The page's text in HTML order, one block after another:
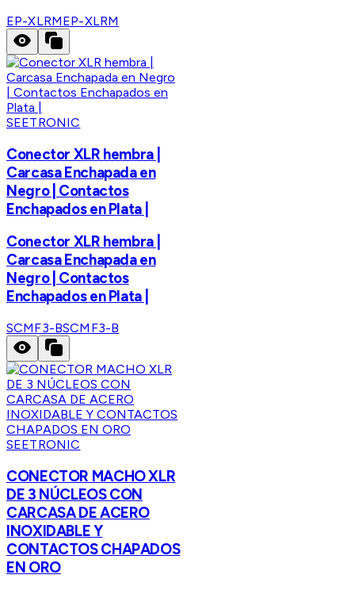
EP-XLRMEP-XLRM
SEETRONIC
Conector XLR hembra |
Carcasa Enchapada en
Negro | Contactos
Enchapados en Plata |
Conector XLR hembra |
Carcasa Enchapada en
Negro | Contactos
Enchapados en Plata |
SCMF3-BSCMF3-B
SEETRONIC
CONECTOR MACHO XLR
DE 3 NÚCLEOS CON
CARCASA DE ACERO
INOXIDABLE Y
CONTACTOS CHAPADOS
EN ORO